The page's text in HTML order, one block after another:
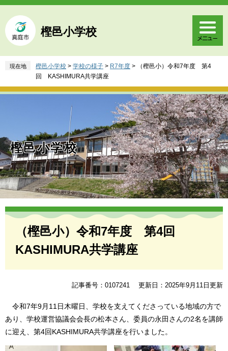
ペ
ジ
の
頭
。
メ
ュ
ー
飛
て
樫邑小学校
現在地 樫邑小学校 > 学校の様子 > R7年度 >
（樫邑小）令和7年度 第4
回 KASHIMURA共学講座
樫邑小学校
本
（樫邑小）令和7年度 第4回
KASHIMURA共学講座
記事番号：0107241 更新日：2025年9月11日更新
令和7年9月11日木曜日、学校を支えてくださっている地域の方で
あり、学校運営協議会会長の松本さん、委員の永田さんの2名を講師
に迎え、第4回KASHIMURA共学講座を行いました。